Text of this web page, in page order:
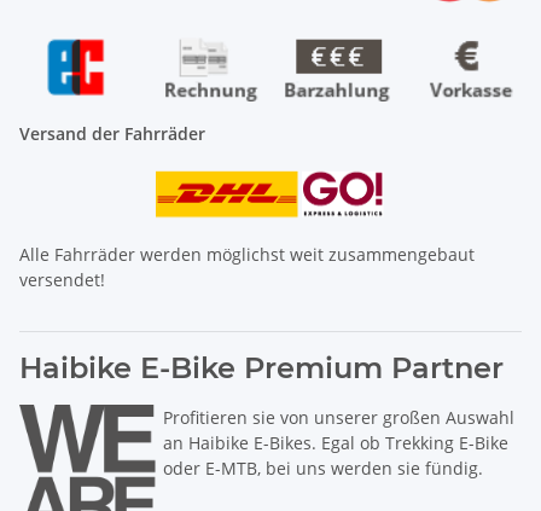
Versand der Fahrräder
Alle Fahrräder werden möglichst weit zusammengebaut
versendet!
Haibike E-Bike Premium Partner
Profitieren sie von unserer großen Auswahl
an Haibike E-Bikes. Egal ob Trekking E-Bike
oder E-MTB, bei uns werden sie fündig.